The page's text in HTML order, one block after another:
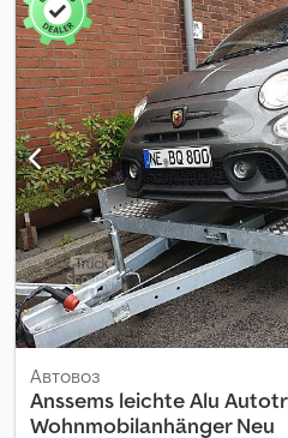
Автовоз
Anssems leichte Alu
Wohnmobilanhänger Neu